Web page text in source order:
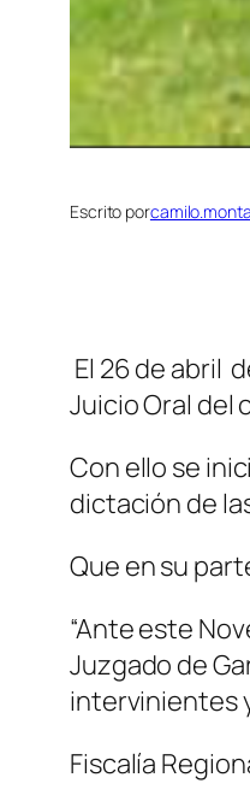
Escrito por
El 26 de abril
Juicio Oral del
Con ello se
dictación de
Que en su
“Ante este
Juzgado de
intervinientes
Fiscalía